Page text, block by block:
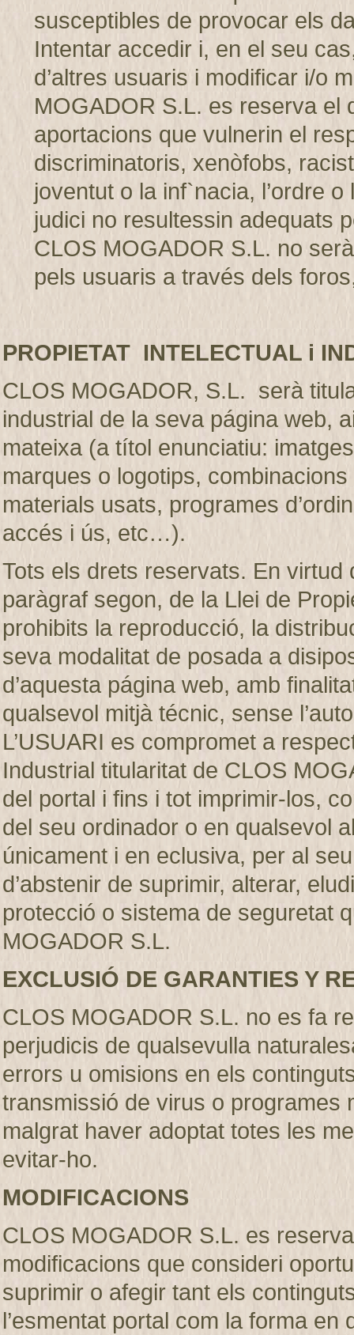
susceptibles de provocar els
Intentar accedir i, en el seu
d’altres usuaris i modificar i/o
MOGADOR S.L. es reserva el
aportacions que vulnerin el
discriminatoris, xenòfobs,
joventut o la inf`nacia, l’ordre
judici no resultessin adequats
CLOS MOGADOR S.L. no
pels usuaris a través dels
PROPIETAT INTELECTUAL i
CLOS MOGADOR, S.L. serà
industrial de la seva página web,
mateixa (a títol enunciatiu:
marques o logotips,
materials usats, programes
accés i ús, etc…).
Tots els drets reservats. En virtud
paràgraf segon, de la Llei de
prohibits la reproducció, la
seva modalitat de posada a
d’aquesta página web, amb
qualsevol mitjà técnic, sense
L’USUARI es compromet a
Industrial titularitat de CLOS
del portal i fins i tot imprimir-los,
del seu ordinador o en qualsevol
únicament i en eclusiva, per al
d’abstenir de suprimir, alterar,
protecció o sistema de seguretat
MOGADOR S.L.
EXCLUSIÓ DE GARANTIES Y
CLOS MOGADOR S.L. no es fa
perjudicis de qualsevulla
errors u omisions en els
transmissió de virus o programes
malgrat haver adoptat totes les
evitar-ho.
MODIFICACIONS
CLOS MOGADOR S.L. es
modificacions que consideri
suprimir o afegir tant els
l’esmentat portal com la forma